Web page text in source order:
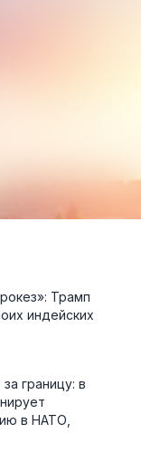
Трамп
индейских
границу: в
в НАТО,